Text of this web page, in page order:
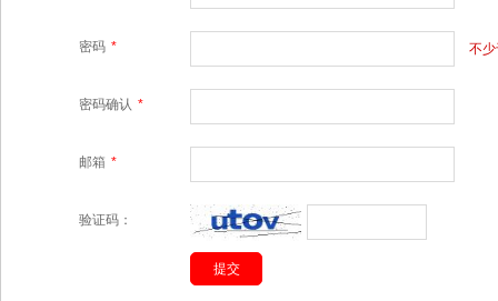
密码 * 不
密码确认 *
邮箱 *
验证码：